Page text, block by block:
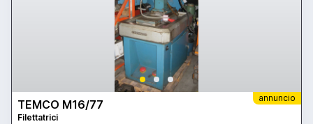
annuncio
TEMCO M16/77
Filettatrici